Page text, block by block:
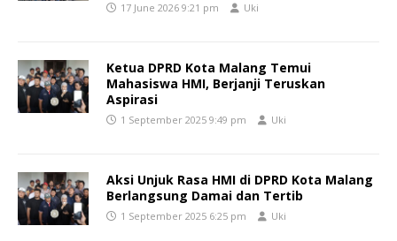
17 June 2026 9:21 pm Uki
Ketua DPRD Kota Malang Temui
Mahasiswa HMI, Berjanji Teruskan
Aspirasi
1 September 2025 9:49 pm Uki
Aksi Unjuk Rasa HMI di DPRD Kota Malang
Berlangsung Damai dan Tertib
1 September 2025 6:25 pm Uki